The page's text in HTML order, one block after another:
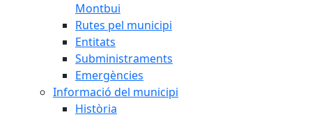
Montbui
Rutes pel municipi
Entitats
Subministraments
Emergències
Informació del municipi
Història